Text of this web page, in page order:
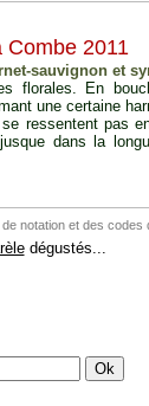
Combe 2011
sauvignon et
florales. En
une certaine
ressentent pas
dans la
notation et des codes
dégustés...